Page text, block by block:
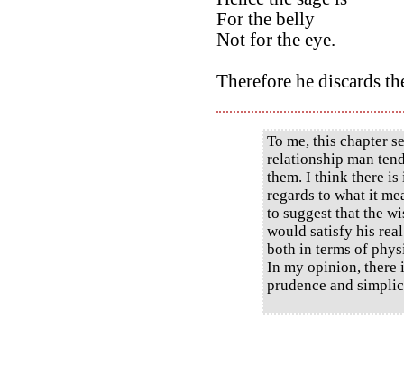
For the belly
Not for the eye.
Therefore he discards
To me, this chapter
relationship man
them. I think there
regards to what it
to suggest that the
would satisfy his
both in terms of
In my opinion, there
prudence and